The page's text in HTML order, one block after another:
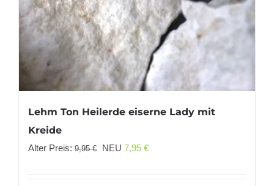
Lehm Ton Heilerde eiserne Lady mit
Kreide
Alter Preis: 9,95€
Ursprünglicher
NEU 7,95 €Aktueller